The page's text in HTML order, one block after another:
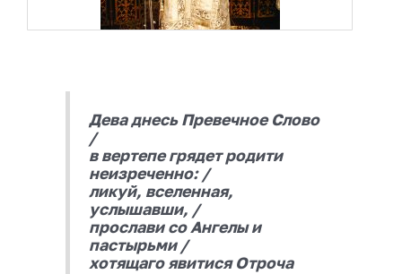
Дева днесь Превечное Слово
/
в вертепе грядет родити
неизреченно: /
ликуй, вселенная,
услышавши, /
прослави со Ангелы и
пастырьми /
хотящаго явитися Отроча